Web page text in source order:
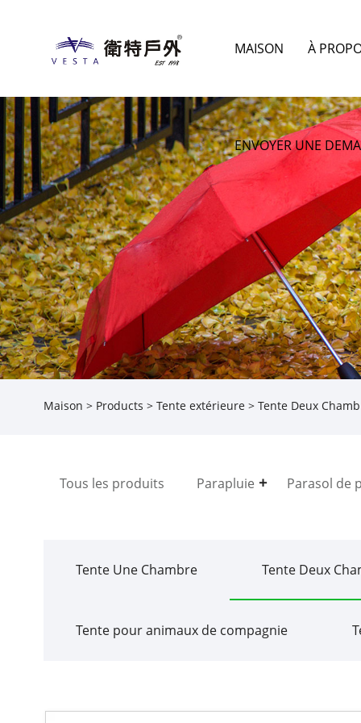
MAISON À
ENVOYER UNE
Maison > Products > Tente extérieure> Tente Deux
Tous les produits Parapluie Parasol de
Tente Une Chambre Tente Deux
Tente pour animaux de compagnie